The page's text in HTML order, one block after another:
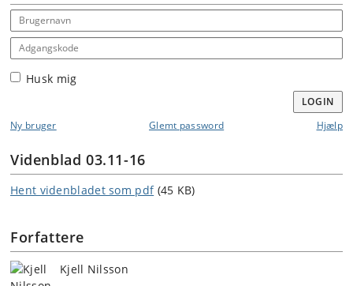
Email address
Adgangskode
Husk mig
LOGIN
Ny bruger
Glemt password Hjælp
Videnblad 03.11-16
Hent videnbladet som pdf (45 KB)
Forfattere
Kjell Nilsson